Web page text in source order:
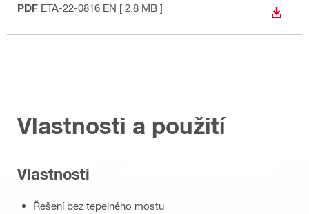
PDF ETA-22-0816 EN [ 2.8 MB ]
Vlastnosti a použití
Vlastnosti
Řešení bez tepelného mostu